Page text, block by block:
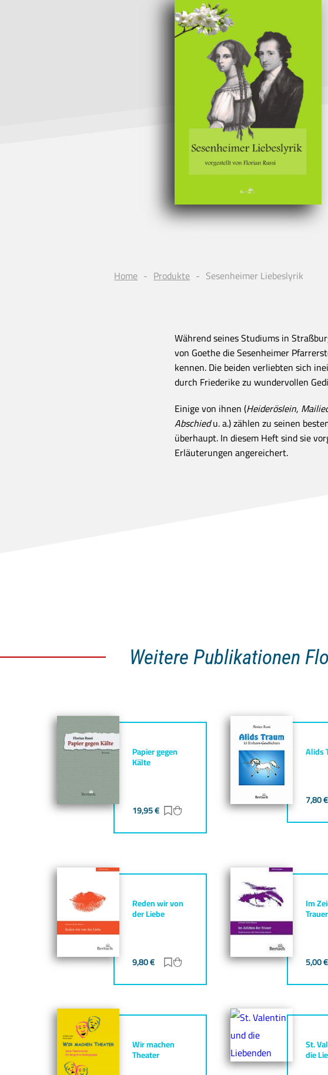
Home Produkte Sesenheimer Liebeslyrik
Während seines Studiums in
von Goethe die Sesenheimer
kennen. Die beiden verliebten sich
durch Friederike zu wundervollen
Einige von ihnen (Heideröslein,
Abschiedu. a.) zählen zu seinen
überhaupt. In diesem Heft sind sie
Erläuterungen angereichert.
Weitere Publikationen
Papier gegen
Kälte
19,95€ Zur Merkliste hinzufügen
Zum Warenkorb hinzufügen
Alids
7,80€
Reden wir von
der Liebe
9,80€ Zur Merkliste hinzufügen
Zum Warenkorb hinzufügen
Im
Trauer
5,00€
Wir machen
Theater
St.
die